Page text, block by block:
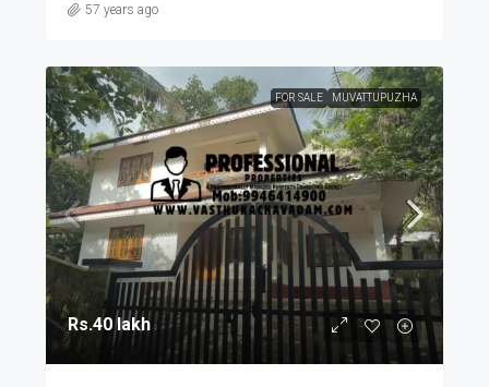
57 years ago
FOR SALE MUVATTUPUZHA
Rs.40 lakh